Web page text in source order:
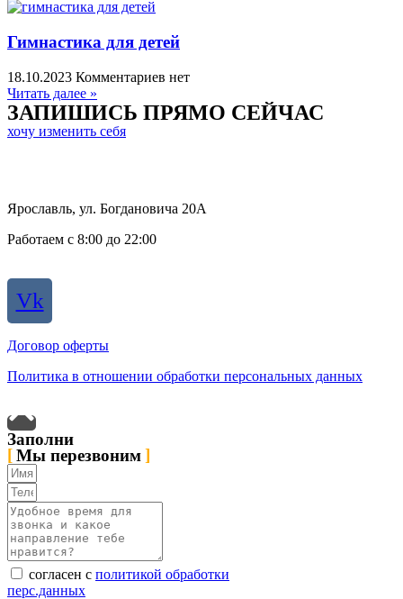
Гимнастика для детей
18.10.2023 Комментариев нет
Читать далее »
ЗАПИШИСЬ ПРЯМО СЕЙЧАС
хочу изменить себя
Ярославль, ул. Богдановича 20А
Работаем с 8:00 до 22:00
Vk
Договор оферты
Политика в отношении обработки персональных данных
Заполни
Мы перезвоним
согласен с политикой обработки
перс.данных